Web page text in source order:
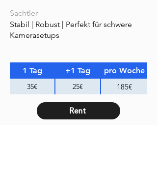
Sachtler
Stabil | Robust | Perfekt für schwere
Kamerasetups
1 Tag +1 Tag pro Woche
35€ 25€ 185€
Rent